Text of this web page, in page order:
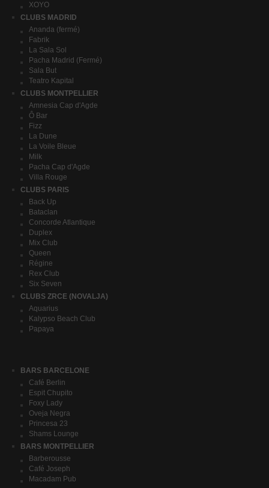
XOYO
CLUBS MADRID
Ananda (fermé)
Fabrik
La Sala Sol
Pacha Madrid (Fermé)
Sala But
Teatro Kapital
CLUBS MONTPELLIER
Amnesia Cap d'Agde
Ô Bar
Fizz
La Dune
La Voile Bleue
Milk
Pacha Cap d'Agde
Villa Rouge
CLUBS PARIS
Back Up
Bataclan
Concorde Atlantique
Duplex
Mix Club
Queen
Régine
Rex Club
Six Seven
CLUBS ZRCE (NOVALJA)
Aquarius
Kalypso Beach Club
Papaya
BARS BARCELONE
Café Berlin
Espit Chupito
Foxy Lady
Oveja Negra
Princesa 23
Shams Lounge
BARS MONTPELLIER
Barberousse
Café Joseph
Macadam Pub